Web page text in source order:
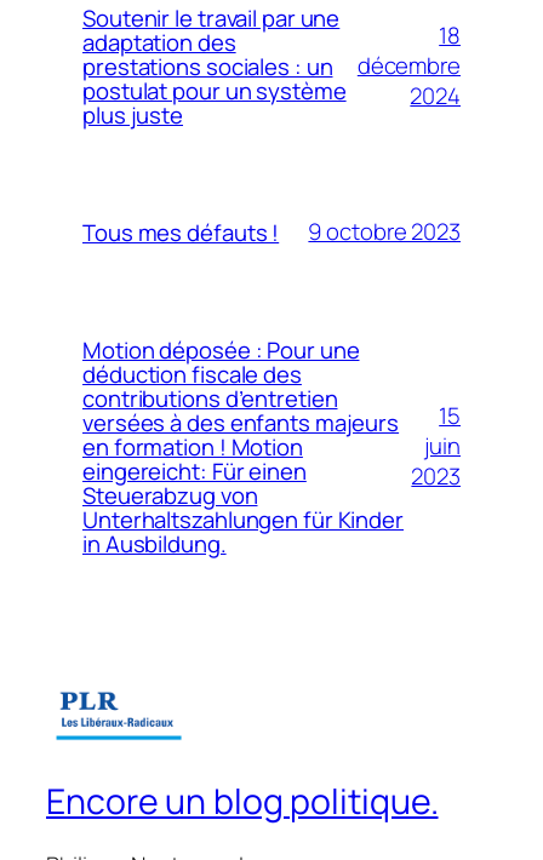
Soutenir le travail par une
adaptation des
prestations sociales : un
postulat pour un système
plus juste
18
décembre
2024
Tous mes défauts ! 9 octobre 2023
Motion déposée : Pour une
déduction fiscale des
contributions d’entretien
versées à des enfants majeurs
en formation ! Motion
eingereicht: Für einen
Steuerabzug von
Unterhaltszahlungen für Kinder
in Ausbildung.
15
juin
2023
Encore un blog politique.